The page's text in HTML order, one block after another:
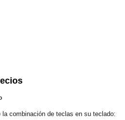
la combinación de teclas en su teclado: